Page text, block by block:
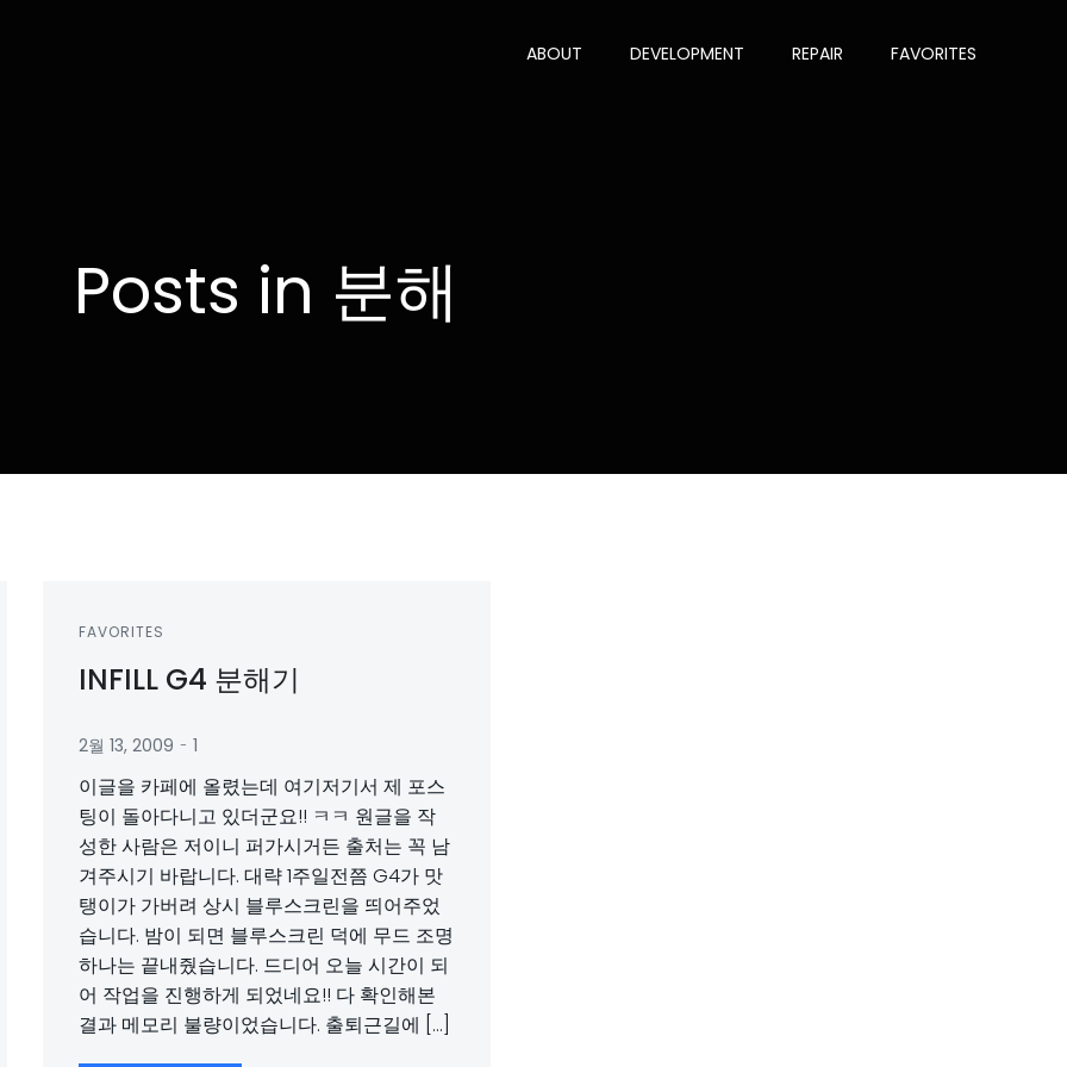
ABOUT DEVELOPMENT REPAIR FAVORITES
Posts in 분해
FAVORITES
INFILL G4 분해기
2월 13, 2009 - 1
이글을 카페에 올렸는데 여기저기서 제 포스
팅이 돌아다니고 있더군요!! ㅋㅋ 원글을 작
성한 사람은 저이니 퍼가시거든 출처는 꼭 남
겨주시기 바랍니다. 대략 1주일전쯤 G4가 맛
탱이가 가버려 상시 블루스크린을 띄어주었
습니다. 밤이 되면 블루스크린 덕에 무드 조명
하나는 끝내줬습니다. 드디어 오늘 시간이 되
어 작업을 진행하게 되었네요!! 다 확인해본
결과 메모리 불량이었습니다. 출퇴근길에 […]